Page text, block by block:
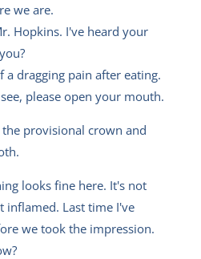
we are.
Hopkins. I've heard your
a dragging pain after eating.
please open your mouth.
provisional crown and
looks fine here. It's not
inflamed. Last time I've
we took the impression.